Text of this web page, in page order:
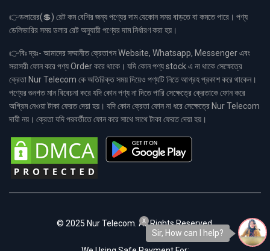
👉ডলারের(💲) রেট কম বেশির জন্য পণ্যের দাম যেকোন সময় বাড়তে বা কমতে পারে। পণ্য
ডেলিভারির সময় ডলার রেট অনুযায়ী পণ্যের দাম নির্ধারণ করা হয়।
👉বিঃ দ্রঃ- আমাদের সম্মানীত ক্রেতাগন Website, Whatsapp, Messenger এবং
সরাসরী ফোন করে পণ্য Order করে থাকে। যদি কোন পণ্য stock এ না থাকে সেক্ষেত্রে
ক্রেতা Nur Telecom কে অতিরিক্ত সময় দিয়েও পণ্যটি নিতে আগ্রহ প্রকাশ করে থাকেন।
পণ্যের গুনগত মান বিবেচনা করে যদি কোন পণ্য না দিতে পারি সেক্ষেত্রে ক্রেতাকে ফোন করে
অগ্রিম নেওয়া টাকা ফেরত দেয়া হয়। যদি কোন ক্রেতা ফোন না ধরে সেক্ষেত্রে Nur Telecom
দায়ী নয়। ক্রেতা যদি পরবর্তীতে ফোন করে সাথে সাথে টাকা ফেরত দেয়া হয়।
© 2025 Nur Telecom. All Rights Reserved.
Sir, How can I help?
x